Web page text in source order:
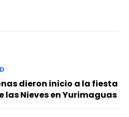
dieron inicio a la fiesta
las Nieves en Yurimaguas